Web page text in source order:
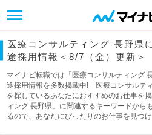
医療コンサルティング 長野県
途採用情報＜8/7（金）更新＞
マイナビ転職では「医療コンサルティング
途採用情報を多数掲載中!「医療コンサルテ
を探しているあなたにおすすめのお仕事を
ィング 長野県」に関連するキーワードから
るので、あなたにぴったりのお仕事を見つ